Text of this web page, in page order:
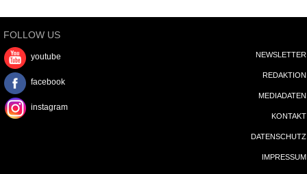
FOLLOW US
youtube
facebook
instagram
NEWSLETTER
REDAKTION
MEDIADATEN
KONTAKT
DATENSCHUTZ
IMPRESSUM